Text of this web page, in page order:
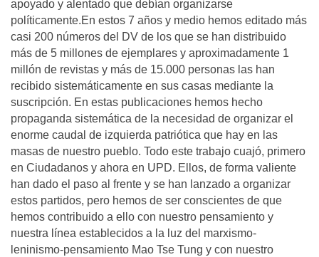
apoyado y alentado que debían organizarse
políticamente.En estos 7 años y medio hemos editado más
casi 200 números del DV de los que se han distribuido
más de 5 millones de ejemplares y aproximadamente 1
millón de revistas y más de 15.000 personas las han
recibido sistemáticamente en sus casas mediante la
suscripción. En estas publicaciones hemos hecho
propaganda sistemática de la necesidad de organizar el
enorme caudal de izquierda patriótica que hay en las
masas de nuestro pueblo. Todo este trabajo cuajó, primero
en Ciudadanos y ahora en UPD. Ellos, de forma valiente
han dado el paso al frente y se han lanzado a organizar
estos partidos, pero hemos de ser conscientes de que
hemos contribuido a ello con nuestro pensamiento y
nuestra línea establecidos a la luz del marxismo-
leninismo-pensamiento Mao Tse Tung y con nuestro